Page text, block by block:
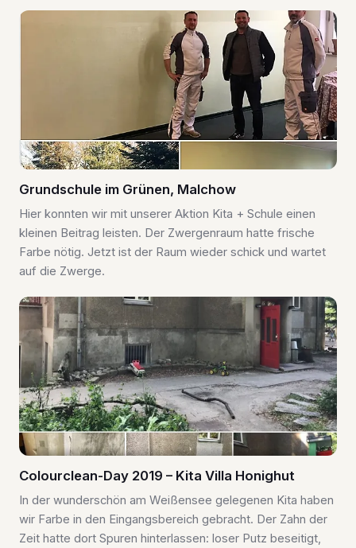
Grundschule im Grünen, Malchow
Hier konnten wir mit unserer Aktion Kita + Schule einen
kleinen Beitrag leisten. Der Zwergenraum hatte frische
Farbe nötig. Jetzt ist der Raum wieder schick und wartet
auf die Zwerge.
Colourclean-Day 2019 – Kita Villa Honighut
In der wunderschön am Weißensee gelegenen Kita haben
wir Farbe in den Eingangsbereich gebracht. Der Zahn der
Zeit hatte dort Spuren hinterlassen: loser Putz beseitigt,